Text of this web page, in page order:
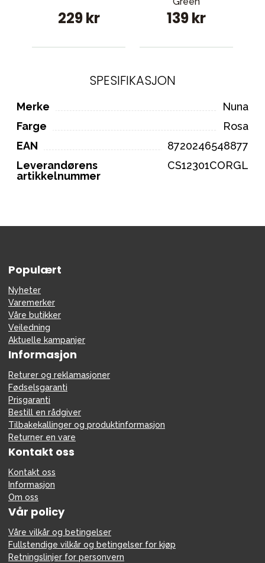
229 kr 139 kr
SPESIFIKASJON
Merke
Nuna
Farge
Rosa
EAN
8720246548877
Leverandørens
artikkelnummer
CS12301CORGL
Populært
Nyheter
Varemerker
Våre butikker
Veiledning
Aktuelle kampanjer
Informasjon
Returer og reklamasjoner
Fødselsgaranti
Prisgaranti
Bestill en rådgiver
Tilbakekallinger og produktinformasjon
Returner en vare
Kontakt oss
Kontakt oss
Informasjon
Om oss
Vår policy
Våre vilkår og betingelser
Fullstendige vilkår og betingelser for kjøp
Retningslinjer for personvern